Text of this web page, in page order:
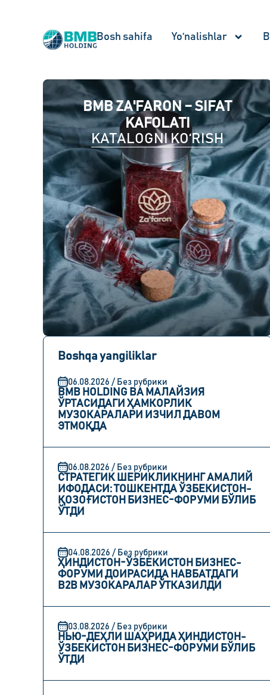
Bosh sahifa Yo‘nalishlar
BMB ZA'FARON – SIFAT
KAFOLATI
KATALOGNI KO‘RISH
Boshqa yangiliklar
06.08.2026 / Без рубрики
BMB HOLDING ВА МАЛАЙЗИЯ
ЎРТАСИДАГИ ҲАМКОРЛИК
МУЗОКАРАЛАРИ ИЗЧИЛ ДАВОМ
ЭТМОҚДА
06.08.2026 / Без рубрики
СТРАТЕГИК ШЕРИКЛИКНИНГ АМАЛИЙ
ИФОДАСИ: ТОШКЕНТДА ЎЗБЕКИСТОН-
ҚОЗОҒИСТОН БИЗНЕС-ФОРУМИ БЎЛИБ
ЎТДИ
04.08.2026 / Без рубрики
ҲИНДИСТОН-ЎЗБЕКИСТОН БИЗНЕС-
ФОРУМИ ДОИРАСИДА НАВБАТДАГИ
B2B МУЗОКАРАЛАР ЎТКАЗИЛДИ
03.08.2026 / Без рубрики
НЬЮ-ДЕҲЛИ ШАҲРИДА ҲИНДИСТОН-
ЎЗБЕКИСТОН БИЗНЕС-ФОРУМИ БЎЛИБ
ЎТДИ